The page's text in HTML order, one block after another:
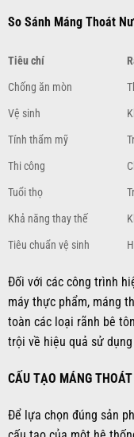
So Sánh Máng Thoát
Tiêu chí
Chống ăn mòn
Vệ sinh
Tính thẩm mỹ
Thi công
Tuổi thọ
Khả năng thay thế
Tiêu chuẩn vệ sinh
Đối với các công trình
máy thực phẩm, máng
toàn các loại rãnh bê
trội về hiệu quả sử
CẤU TẠO MÁNG
Để lựa chọn đúng sản